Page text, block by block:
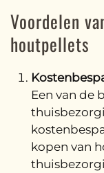
Voordelen
houtpellets
Een van de
kopen van